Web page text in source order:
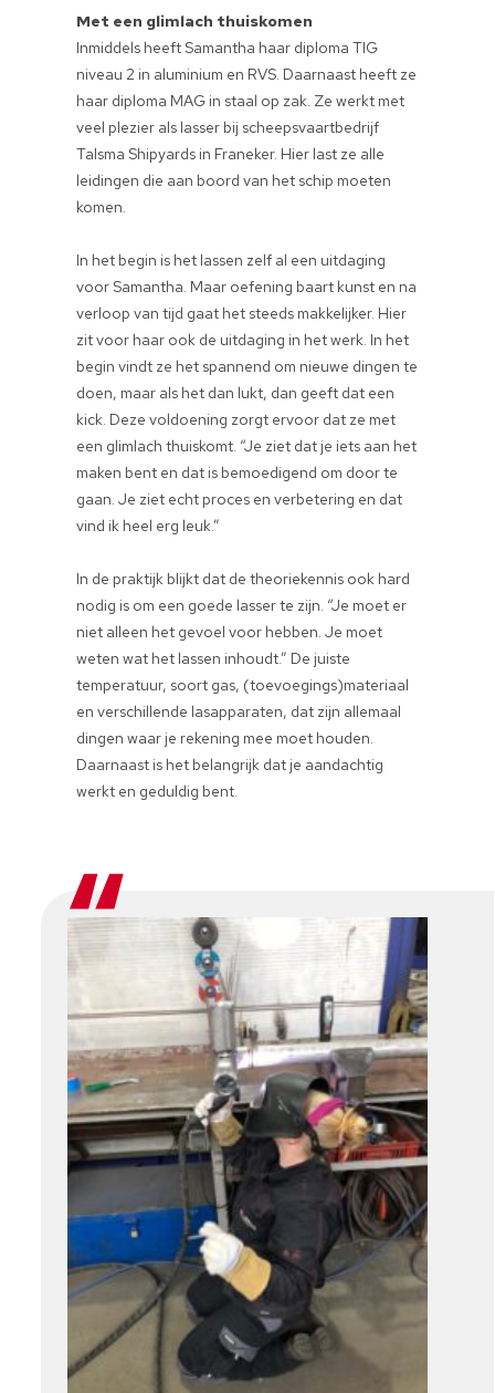
Met een glimlach thuiskomen
Inmiddels heeft Samantha haar diploma TIG
niveau 2 in aluminium en RVS. Daarnaast heeft ze
haar diploma MAG in staal op zak. Ze werkt met
veel plezier als lasser bij scheepsvaartbedrijf
Talsma Shipyards in Franeker. Hier last ze alle
leidingen die aan boord van het schip moeten
komen.
In het begin is het lassen zelf al een uitdaging
voor Samantha. Maar oefening baart kunst en na
verloop van tijd gaat het steeds makkelijker. Hier
zit voor haar ook de uitdaging in het werk. In het
begin vindt ze het spannend om nieuwe dingen te
doen, maar als het dan lukt, dan geeft dat een
kick. Deze voldoening zorgt ervoor dat ze met
een glimlach thuiskomt. “Je ziet dat je iets aan het
maken bent en dat is bemoedigend om door te
gaan. Je ziet echt proces en verbetering en dat
vind ik heel erg leuk.”
In de praktijk blijkt dat de theoriekennis ook hard
nodig is om een goede lasser te zijn. “Je moet er
niet alleen het gevoel voor hebben. Je moet
weten wat het lassen inhoudt.” De juiste
temperatuur, soort gas, (toevoegings)materiaal
en verschillende lasapparaten, dat zijn allemaal
dingen waar je rekening mee moet houden.
Daarnaast is het belangrijk dat je aandachtig
werkt en geduldig bent.